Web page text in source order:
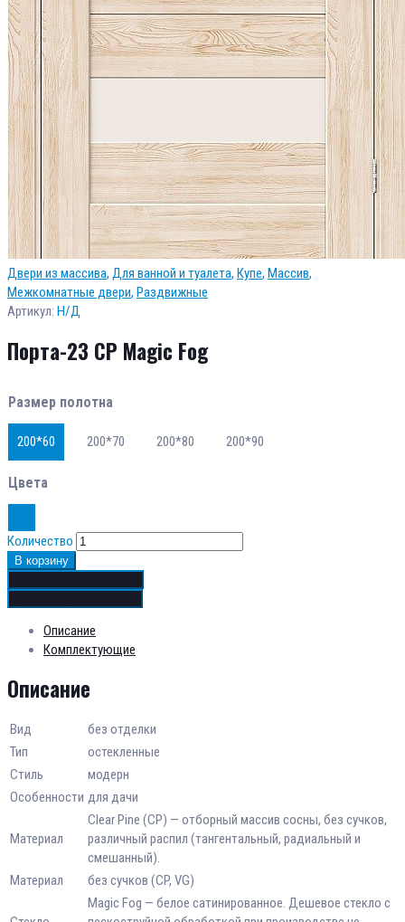
Двери из массива, Для ванной и туалета, Купе, Массив,
Межкомнатные двери, Раздвижные
Артикул: Н/Д
Порта-23 CP Magic Fog
Размер полотна
200*60 200*70 200*80 200*90
Цвета
Количество
В корзину
Описание
Комплектующие
Описание
Вид
без отделки
Тип
остекленные
Стиль
модерн
Особенности для дачи
Материал
Clear Pine (CP) — отборный массив сосны, без сучков,
различный распил (тангентальный, радиальный и
смешанный).
Материал
без сучков (CP, VG)
Magic Fog — белое сатинированное. Дешевое стекло с